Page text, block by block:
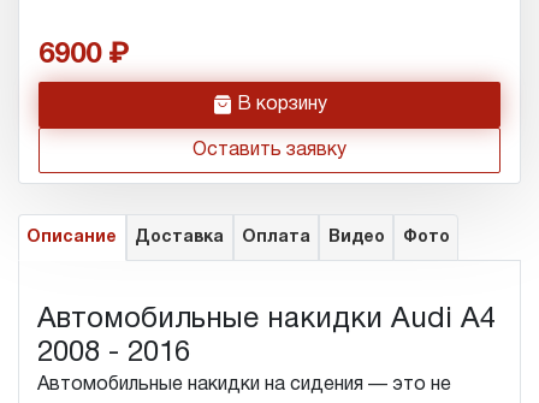
6900
h В корзину
Оставить заявку
Описание Доставка Оплата Видео Фото
Автомобильные накидки Audi A4
2008 - 2016
Автомобильные накидки на сидения — это не